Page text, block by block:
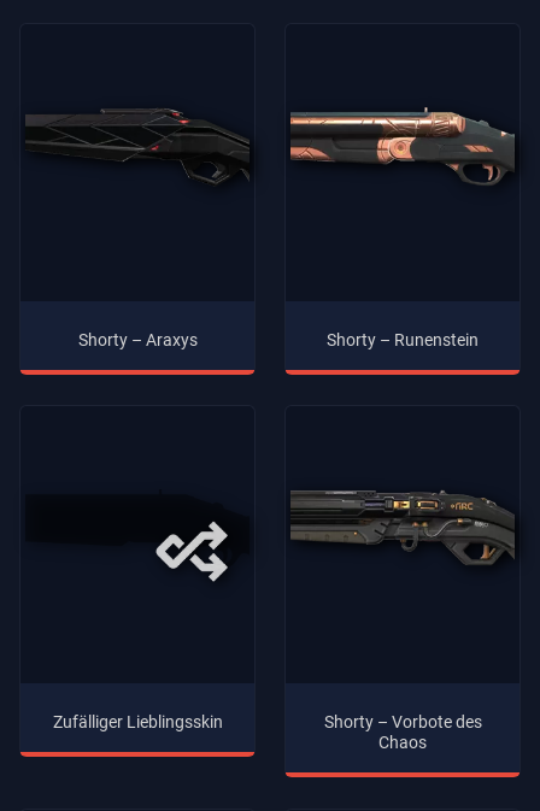
Shorty – Araxys Shorty – Runenstein
Zufälliger Lieblingsskin
Shorty – Vorbote des
Chaos